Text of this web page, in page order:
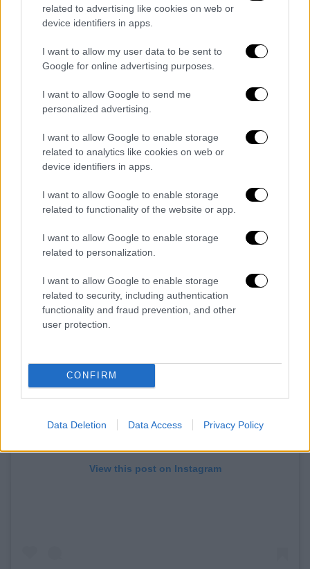
related to advertising like cookies on web or
device identifiers in apps.
I want to allow my user data to be sent to
Google for online advertising purposes.
I want to allow Google to send me
personalized advertising.
I want to allow Google to enable storage
related to analytics like cookies on web or
device identifiers in apps.
I want to allow Google to enable storage
related to functionality of the website or app.
I want to allow Google to enable storage
related to personalization.
I want to allow Google to enable storage
related to security, including authentication
functionality and fraud prevention, and other
user protection.
CONFIRM
Data Deletion Data Access Privacy Policy
Παράλληλα, ηΔέσποινα Βανδήεξέφρασε τη
στενοχώρια της για την απώλεια του
«υπέροχου και δοτικού», όπως τόνισε,
Βασίλη Καρρά, από το κέντρο που
τραγουδάει. Μίλησε για εκείνον με τα
καλύτερα και είπε το «Αδιέξοδο». Η
Δέσποινα Βανδή, έκανε τα πρώτα βήματά της
«χρωστάει» και δύο από τις πρώτες μεγάλες
επιτυχίες της «Γέλα μου» και «Αδιέξοδο»
που ερμήνευσε μαζί με τον Γιάννη Πάριο το
1994.
View this post on Instagram